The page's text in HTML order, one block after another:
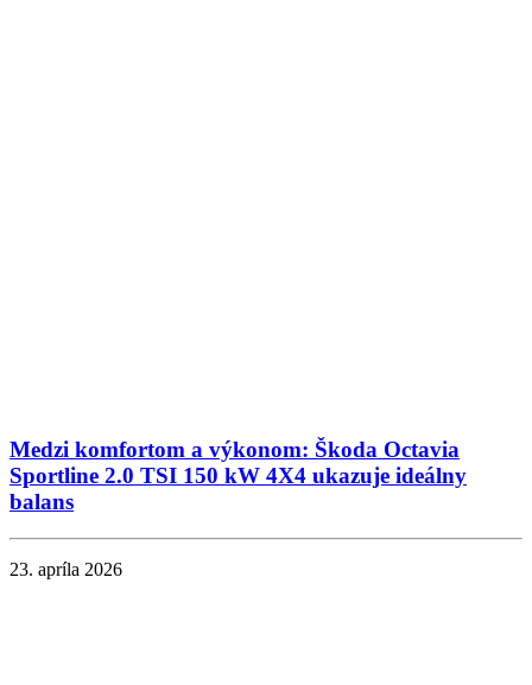
Medzi komfortom a výkonom: Škoda Octavia
Sportline 2.0 TSI 150 kW 4X4 ukazuje ideálny
balans
23. apríla 2026